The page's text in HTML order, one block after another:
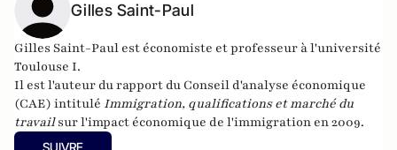
Gilles Saint-Paul
Gilles Saint-Paul est économiste et professeur à l'université
Toulouse I.
Il est l'auteur du rapport du Conseil d'analyse économique
(CAE) intitulé Immigration, qualifications et marché du
travailsur l'impact économique de l'immigration en 2009.
SUIVRE